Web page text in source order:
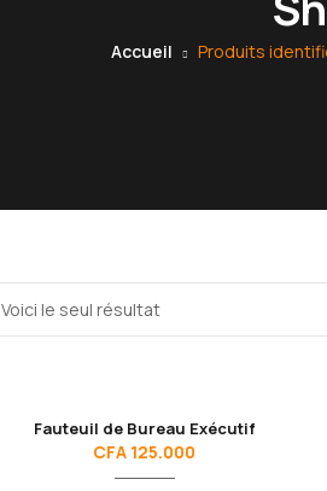
Accueil Produits
Voici le seul résultat
Fauteuil de Bureau Exécutif
CFA 125.000